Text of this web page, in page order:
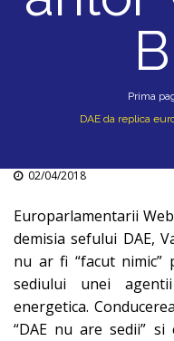
Prima
DAE da replica
02/04/2018
Europarlamentarii
demisia sefului DAE,
nu ar fi “facut nimic”
sediului unei
energetica.
“DAE nu are sedii”